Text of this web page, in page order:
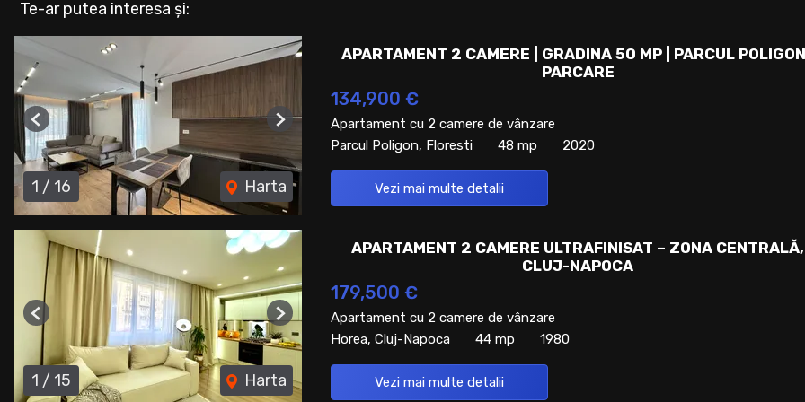
Te-ar putea interesa și:
1 / 16 Harta
Previous Next
APARTAMENT 2 CAMERE | GRADINA 50 MP | PARCUL
PARCARE
134,900 €
Apartament cu 2 camere de vânzare
Parcul Poligon, Floresti
48 mp 2020
Vezi mai multe detalii
1 / 15 Harta
Previous Next
APARTAMENT 2 CAMERE ULTRAFINISAT – ZONA CENTRALĂ,
CLUJ-NAPOCA
179,500 €
Apartament cu 2 camere de vânzare
Horea, Cluj-Napoca
44 mp 1980
Vezi mai multe detalii